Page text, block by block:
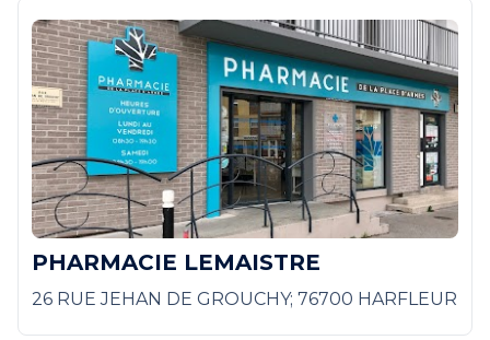
PHARMACIE LEMAISTRE
26 RUE JEHAN DE GROUCHY; 76700 HARFLEUR